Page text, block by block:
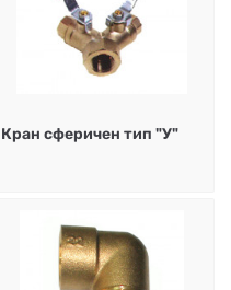
Кран сферичен тип "У"